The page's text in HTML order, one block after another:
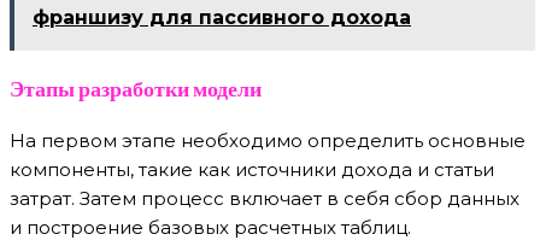
франшизу для пассивного дохода
Этапы разработки модели
На первом этапе необходимо определить основные
компоненты, такие как источники дохода и статьи
затрат. Затем процесс включает в себя сбор данных
и построение базовых расчетных таблиц.